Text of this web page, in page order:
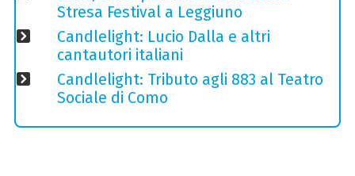
Stresa Festival a Leggiuno
Candlelight: Lucio Dalla e altri
cantautori italiani
Candlelight: Tributo agli 883 al Teatro
Sociale di Como